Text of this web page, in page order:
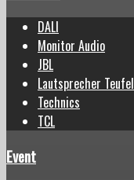
DALI
Monitor Audio
JBL
Lautsprecher Teufel
Technics
TCL
Event